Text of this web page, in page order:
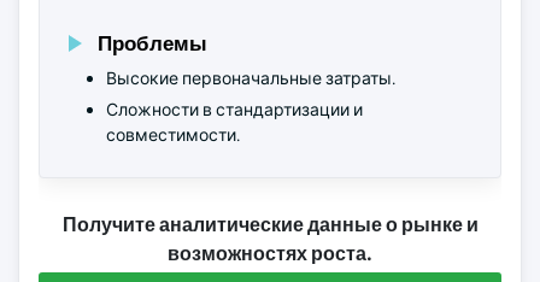
Проблемы
Высокие первоначальные затраты.
Сложности в стандартизации и
совместимости.
Получите аналитические данные о рынке и
возможностях роста.